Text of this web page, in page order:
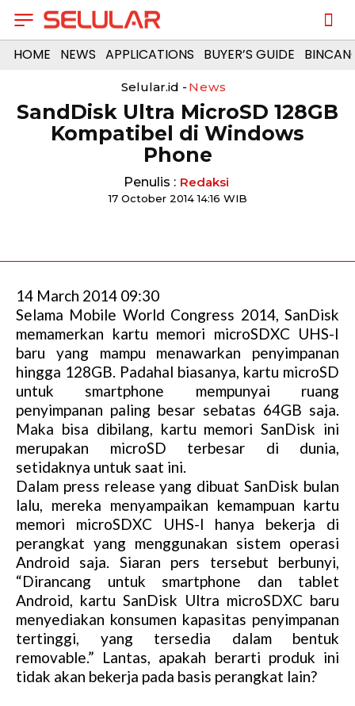
HOME NEWS APPLICATIONS BUYER’S GUIDE
Selular.id - News
SandDisk Ultra MicroSD 128GB
Kompatibel di Windows
Phone
Penulis : Redaksi
17 October 2014 14:16 WIB
14 March 2014 09:30
Selama Mobile World Congress 2014, SanDisk
memamerkan kartu memori microSDXC UHS-I
baru yang mampu menawarkan penyimpanan
hingga 128GB. Padahal biasanya, kartu microSD
untuk smartphone mempunyai ruang
penyimpanan paling besar sebatas 64GB saja.
Maka bisa dibilang, kartu memori SanDisk ini
merupakan microSD terbesar di dunia,
setidaknya untuk saat ini.
Dalam press release yang dibuat SanDisk bulan
lalu, mereka menyampaikan kemampuan kartu
memori microSDXC UHS-I hanya bekerja di
perangkat yang menggunakan sistem operasi
Android saja. Siaran pers tersebut berbunyi,
“Dirancang untuk smartphone dan tablet
Android, kartu SanDisk Ultra microSDXC baru
menyediakan konsumen kapasitas penyimpanan
tertinggi, yang tersedia dalam bentuk
removable.” Lantas, apakah berarti produk ini
tidak akan bekerja pada basis perangkat lain?